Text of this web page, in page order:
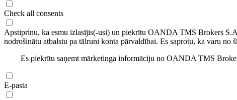
Check all consents
Apstiprinu, ka esmu izlasījis(-usi) un piekrītu OANDA TMS Brokers
nodrošinātu atbalstu pa tālruni konta pārvaldībai. Es saprotu, ka varu no
Es piekrītu saņemt mārketinga informāciju no OANDA TMS
E-pasta